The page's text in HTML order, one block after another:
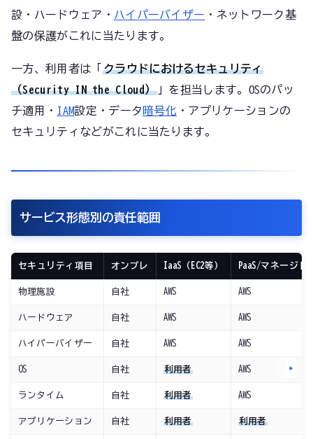
設・ハードウェア・ ハイパーバイザー ・ネットワーク基
盤の保護がこれに当たります。
一方、利用者は「 クラウドにおけるセキュリティ
（Security IN the Cloud）」を担当します。OSのパッ
チ適用・ IAM設定・データ 暗号化 ・アプリケーションの
セキュリティなどがこれに当たります。
サービス形態別の責任範囲
セキュリティ項目 オンプレ IaaS（EC2等） PaaS/マネージド
物理施設 自社 AWS AWS
ハードウェア 自社 AWS AWS
ハイパーバイザー 自社 AWS AWS
OS 自社 利用者 AWS
ランタイム 自社 利用者 AWS
アプリケーション 自社 利用者 利用者